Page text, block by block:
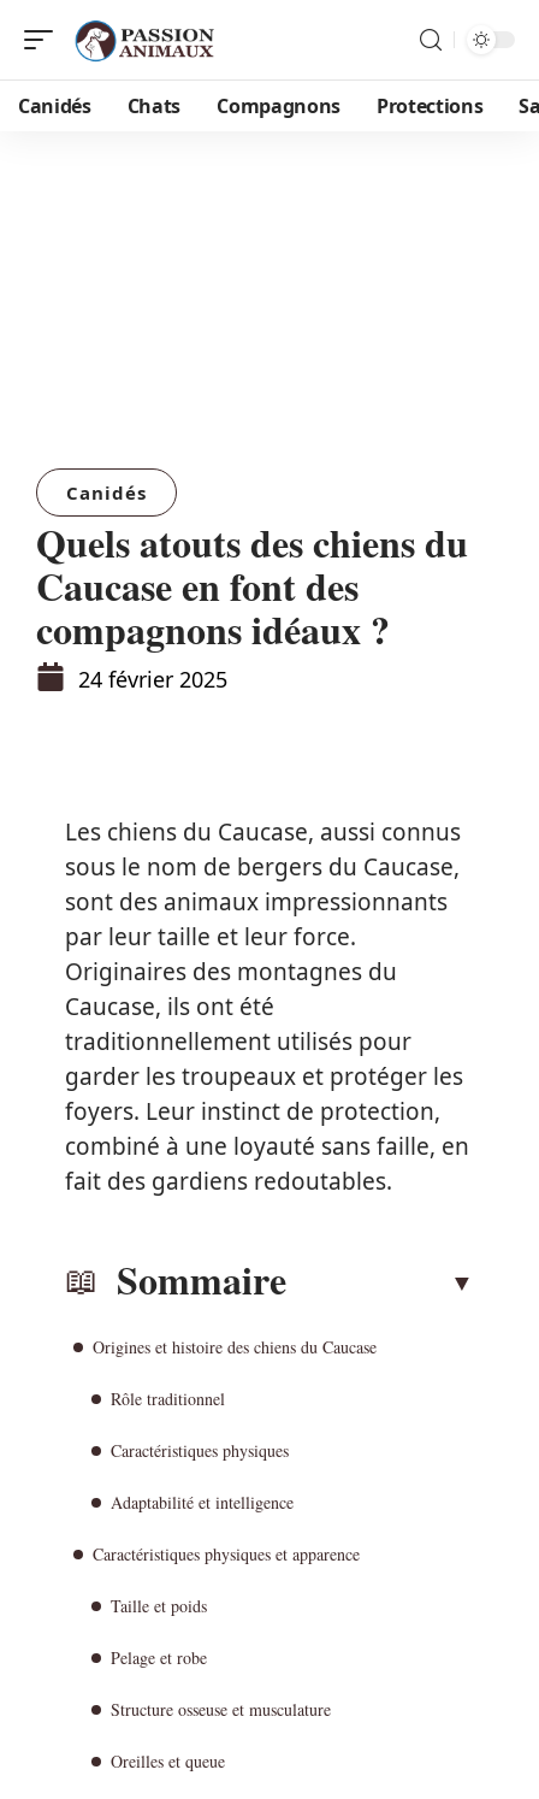
Canidés Chats Compagnons Protections
Canidés
Quels atouts des chiens du
Caucase en font des
compagnons idéaux ?
24 février 2025
Les chiens du Caucase, aussi connus
sous le nom de bergers du Caucase,
sont des animaux impressionnants
par leur taille et leur force.
Originaires des montagnes du
Caucase, ils ont été
traditionnellement utilisés pour
garder les troupeaux et protéger les
foyers. Leur instinct de protection,
combiné à une loyauté sans faille, en
fait des gardiens redoutables.
Sommaire
Origines et histoire des chiens du Caucase
Rôle traditionnel
Caractéristiques physiques
Adaptabilité et intelligence
Caractéristiques physiques et apparence
Taille et poids
Pelage et robe
Structure osseuse et musculature
Oreilles et queue